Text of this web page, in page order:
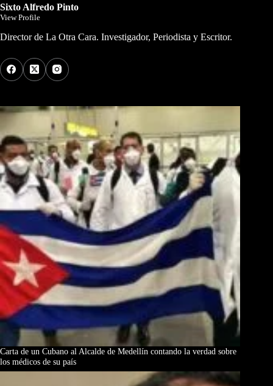
Sixto Alfredo Pinto
View Profile
Director de La Otra Cara. Investigador, Periodista y Escritor.
Carta de un Cubano al Alcalde de Medellín contando la verdad sobre
los médicos de su país